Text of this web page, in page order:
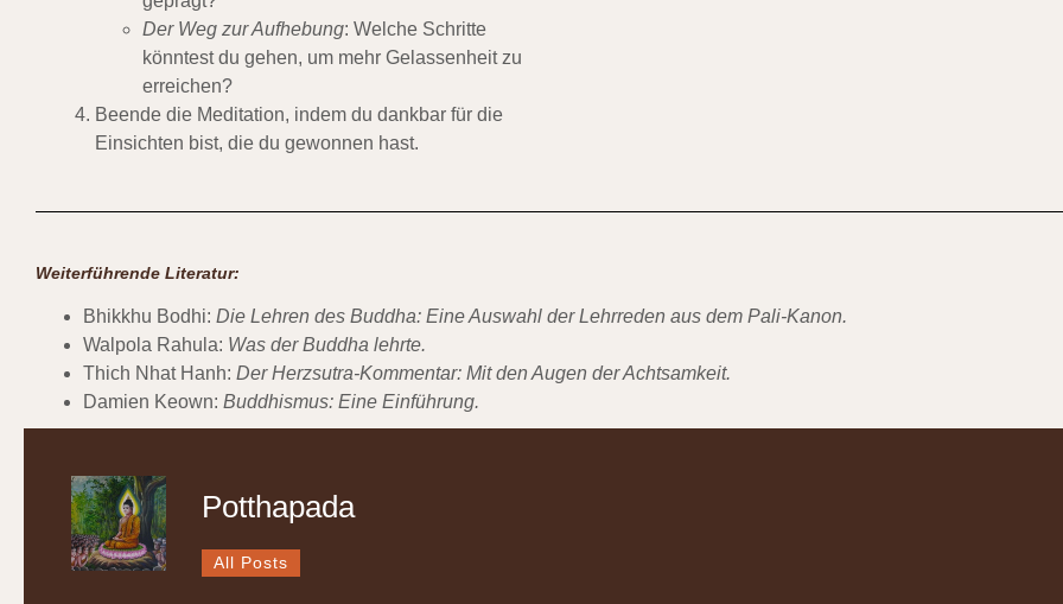
Der Weg zur Aufhebung: Welche Schritte
könntest du gehen, um mehr Gelassenheit zu
erreichen?
Beende die Meditation, indem du dankbar für die
Einsichten bist, die du gewonnen hast.
Weiterführende Literatur:
Bhikkhu Bodhi: Die Lehren des Buddha: Eine Auswahl der Lehrreden aus dem Pali-Kanon.
Walpola Rahula: Was der Buddha lehrte.
Thich Nhat Hanh: Der Herzsutra-Kommentar: Mit den Augen der Achtsamkeit.
Damien Keown: Buddhismus: Eine Einführung.
Potthapada
All Posts